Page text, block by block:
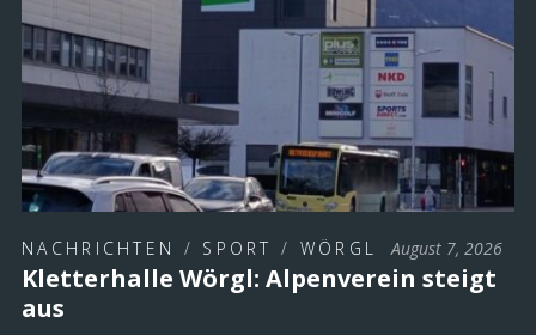
NACHRICHTEN / SPORT / WÖRGL August 7, 2026
Kletterhalle Wörgl: Alpenverein steigt
aus